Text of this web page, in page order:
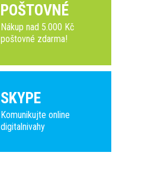
POŠTOVNÉ
Nákup nad 5.000 Kč
poštovné zdarma!
SKYPE
Komunikujte online
digitalnivahy